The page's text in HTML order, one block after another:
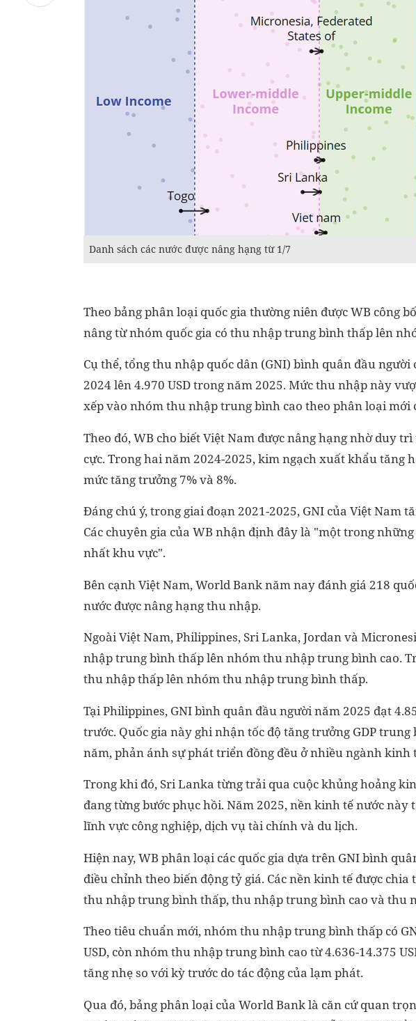
Danh sách các nước được nâng hạng từ 1/7
Theo bảng phân loại quốc gia thường niên được WB công
nâng từ nhóm quốc gia có thu nhập trung bình thấp lên
Cụ thể, tổng thu nhập quốc dân (GNI) bình quân đầu người
2024 lên 4.970 USD trong năm 2025. Mức thu nhập này
xếp vào nhóm thu nhập trung bình cao theo phân loại mới
Theo đó, WB cho biết Việt Nam được nâng hạng nhờ duy
cực. Trong hai năm 2024-2025, kim ngạch xuất khẩu tăng
mức tăng trưởng 7% và 8%.
Đáng chú ý, trong giai đoạn 2021-2025, GNI của Việt Nam
Các chuyên gia của WB nhận định đây là "một trong
nhất khu vực".
Bên cạnh Việt Nam, World Bank năm nay đánh giá 218
nước được nâng hạng thu nhập.
Ngoài Việt Nam, Philippines, Sri Lanka, Jordan và
nhập trung bình thấp lên nhóm thu nhập trung bình cao.
thu nhập thấp lên nhóm thu nhập trung bình thấp.
Tại Philippines, GNI bình quân đầu người năm 2025 đạt
trước. Quốc gia này ghi nhận tốc độ tăng trưởng GDP
năm, phản ánh sự phát triển đồng đều ở nhiều ngành kinh
Trong khi đó, Sri Lanka từng trải qua cuộc khủng hoảng
đang từng bước phục hồi. Năm 2025, nền kinh tế nước này
lĩnh vực công nghiệp, dịch vụ tài chính và du lịch.
Hiện nay, WB phân loại các quốc gia dựa trên GNI bình
điều chỉnh theo biến động tỷ giá. Các nền kinh tế được
thu nhập trung bình thấp, thu nhập trung bình cao và thu
Theo tiêu chuẩn mới, nhóm thu nhập trung bình thấp có
USD, còn nhóm thu nhập trung bình cao từ 4.636-14.375
tăng nhẹ so với kỳ trước do tác động của lạm phát.
Qua đó, bảng phân loại của World Bank là căn cứ quan